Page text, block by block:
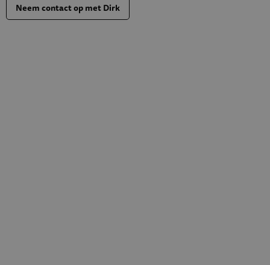
Neem contact op met Dirk